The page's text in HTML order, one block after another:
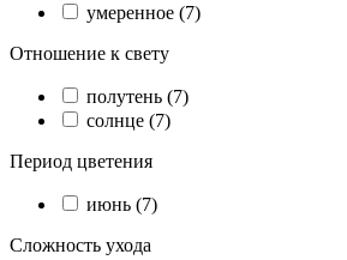
умеренное (7)
Отношение к свету
полутень (7)
солнце (7)
Период цветения
июнь (7)
Сложность ухода